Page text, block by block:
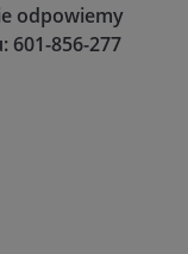
odpowiemy
856-277